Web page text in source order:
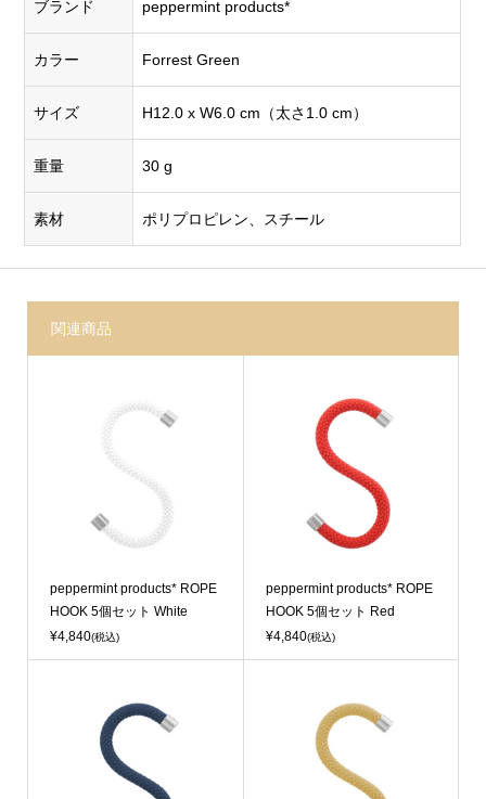
ブランド peppermint products*
カラー Forrest Green
サイズ H12.0 x W6.0 cm（太さ1.0 cm）
重量 30 g
素材 ポリプロピレン、スチール
関連商品
peppermint products* ROPE
HOOK 5個セット White
¥4,840(税込)
peppermint products* ROPE
HOOK 5個セット Red
¥4,840(税込)